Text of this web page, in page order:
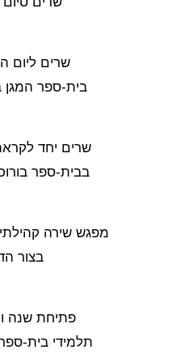
שרים ליום
בית-ספר המגן
שרים יחד
בבית-ספר
מפגש שירה
בצור
פתיחת שנה
תלמידי בית-